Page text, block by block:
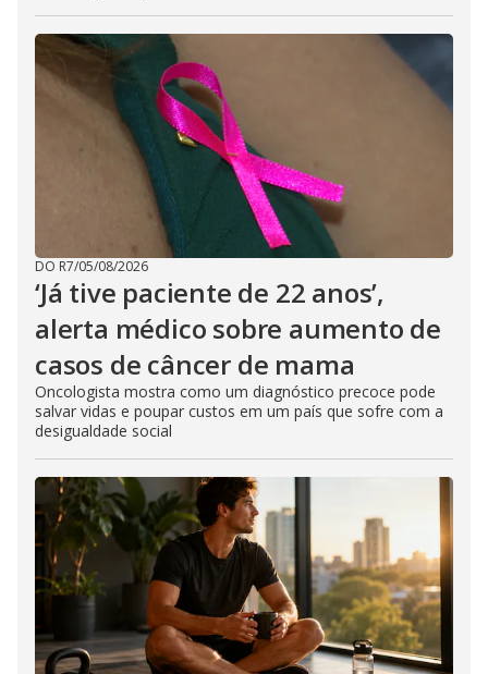
DO R7/05/08/2026
‘Já tive paciente de 22 anos’,
alerta médico sobre aumento de
casos de câncer de mama
Oncologista mostra como um diagnóstico precoce pode
salvar vidas e poupar custos em um país que sofre com a
desigualdade social